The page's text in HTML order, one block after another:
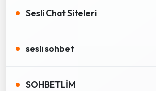
Sesli Chat Siteleri
sesli sohbet
SOHBETLİM